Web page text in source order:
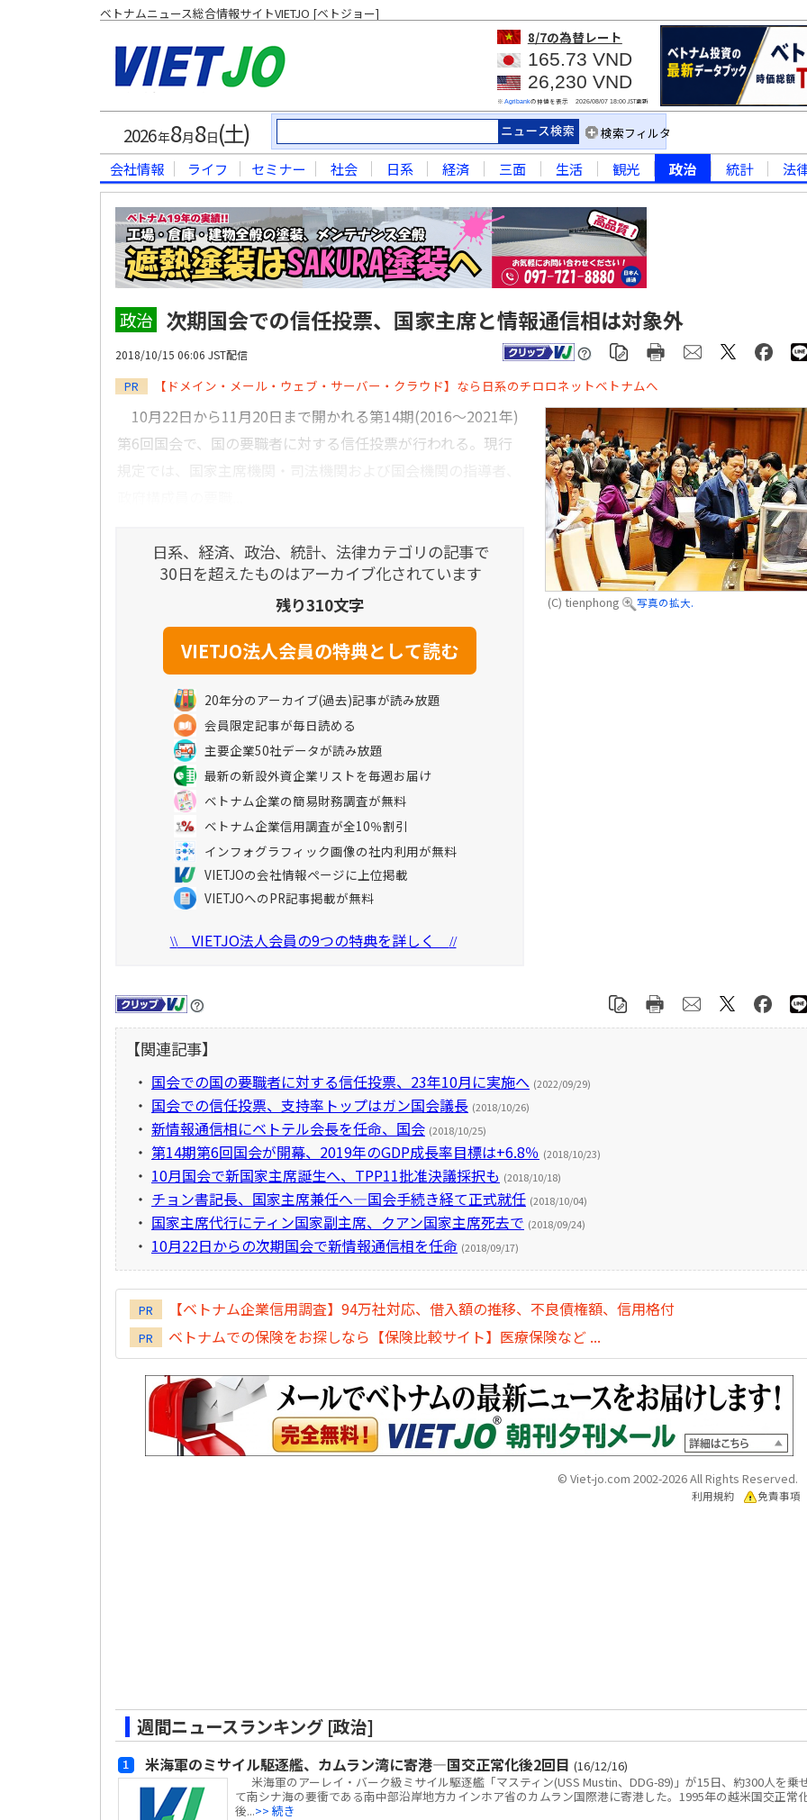
ベトナムニュース総合情報サイトVIETJO [ベトジョー]
8/7の為替レート
165.73 VND
26,230 VND
※ Agribankの仲値を表示 2026/08/07 18:00JST更新
2026年8月8日(土) 検索フィルタ
会社情報 ライフ セミナー 社会 日系 経済 三面 生活 観光 政治 統計 法
政治 次期国会での信任投票、国家主席と情報通信相は対象外
2018/10/15 06:06 JST配信
PR 【ドメイン・メール・ウェブ・サーバー・クラウド】なら日系のチロロネットベトナムへ
(C) tienphong 写真の拡大.
10月22日から11月20日まで開かれる第14期(2016～2021年)
第6回国会で、国の要職者に対する信任投票が行われる。現行
日系、経済、政治、統計、法律カテゴリの記事で
30日を超えたものはアーカイブ化されています
残り310文字
20年分のアーカイブ(過去)記事が読み放題
会員限定記事が毎日読める
主要企業50社データが読み放題
最新の新設外資企業リストを毎週お届け
ベトナム企業の簡易財務調査が無料
ベトナム企業信用調査が全10％割引
インフォグラフィック画像の社内利用が無料
VIETJOの会社情報ページに上位掲載
VIETJOへのPR記事掲載が無料
\\VIETJO法人会員の9つの特典を詳しく //
【関連記事】
・ 国会での国の要職者に対する信任投票、23年10月に実施へ (2022/09/29)
・ 国会での信任投票、支持率トップはガン国会議長 (2018/10/26)
・ 新情報通信相にベトテル会長を任命、国会 (2018/10/25)
・ 第14期第6回国会が開幕、2019年のGDP成長率目標は+6.8％ (2018/10/23)
・ 10月国会で新国家主席誕生へ、TPP11批准決議採択も (2018/10/18)
・ チョン書記長、国家主席兼任へ―国会手続き経て正式就任 (2018/10/04)
・ 国家主席代行にティン国家副主席、クアン国家主席死去で (2018/09/24)
・ 10月22日からの次期国会で新情報通信相を任命 (2018/09/17)
PR 【ベトナム企業信用調査】94万社対応、借入額の推移、不良債権額、信用格付
PR ベトナムでの保険をお探しなら【保険比較サイト】医療保険など ...
© Viet-jo.com 2002-2026 All Rights Reserved.
利用規約 免責事項
週間ニュースランキング [政治]
米海軍のミサイル駆逐艦、カムラン湾に寄港―国交正常化後2回目 (16/12/16)
米海軍のアーレイ・バーク級ミサイル駆逐艦「マスティン(USS Mustin、DDG-89)」が15日、約300人を乗
て南シナ海の要衝である南中部沿岸地方カインホア省のカムラン国際港に寄港した。1995年の越米国交正常
後...>> 続き